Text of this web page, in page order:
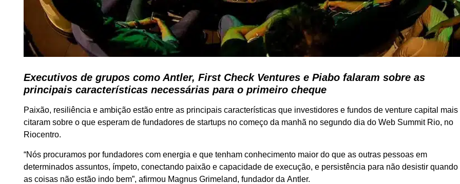
Executivos de grupos como Antler, First Check Ventures e Piabo falaram sobre as
principais características necessárias para o primeiro cheque
Paixão, resiliência e ambição estão entre as principais características que investidores e fundos de venture capital mais
citaram sobre o que esperam de fundadores de startups no começo da manhã no segundo dia do Web Summit Rio, no
Riocentro.
“Nós procuramos por fundadores com energia e que tenham conhecimento maior do que as outras pessoas em
determinados assuntos, ímpeto, conectando paixão e capacidade de execução, e persistência para não desistir quando
as coisas não estão indo bem”, afirmou Magnus Grimeland, fundador da Antler.